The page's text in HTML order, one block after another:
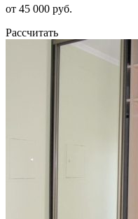
от 45 000 руб.
Рассчитать